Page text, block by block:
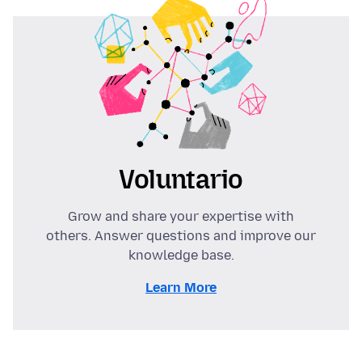
Voluntario
Grow and share your expertise with
others. Answer questions and improve our
knowledge base.
Learn More